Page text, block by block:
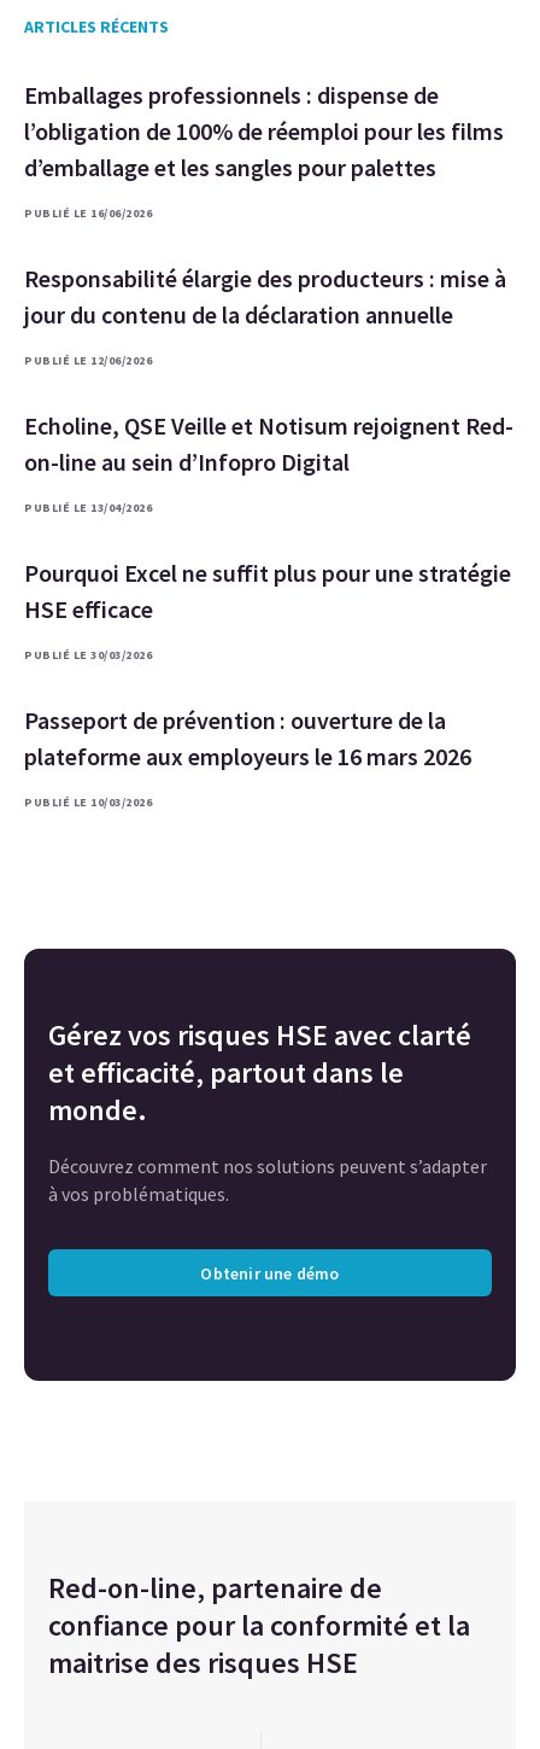
ARTICLES RÉCENTS
Emballages professionnels : dispense de
l’obligation de 100% de réemploi pour les films
d’emballage et les sangles pour palettes
PUBLIÉ LE 16/06/2026
Responsabilité élargie des producteurs : mise à
jour du contenu de la déclaration annuelle
PUBLIÉ LE 12/06/2026
Echoline, QSE Veille et Notisum rejoignent Red-
on-line au sein d’Infopro Digital
PUBLIÉ LE 13/04/2026
Pourquoi Excel ne suffit plus pour une stratégie
HSE efficace
PUBLIÉ LE 30/03/2026
Passeport de prévention : ouverture de la
plateforme aux employeurs le 16 mars 2026
PUBLIÉ LE 10/03/2026
Gérez vos risques HSE avec clarté
et efficacité, partout dans le
monde.
Découvrez comment nos solutions peuvent s’adapter
à vos problématiques.
Obtenir une démo
Red-on-line, partenaire de
confiance pour la conformité et la
maitrise des risques HSE